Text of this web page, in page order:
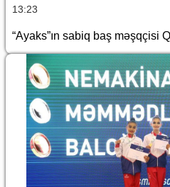
13:23
“Ayaks”ın sabiq baş məşqçisi